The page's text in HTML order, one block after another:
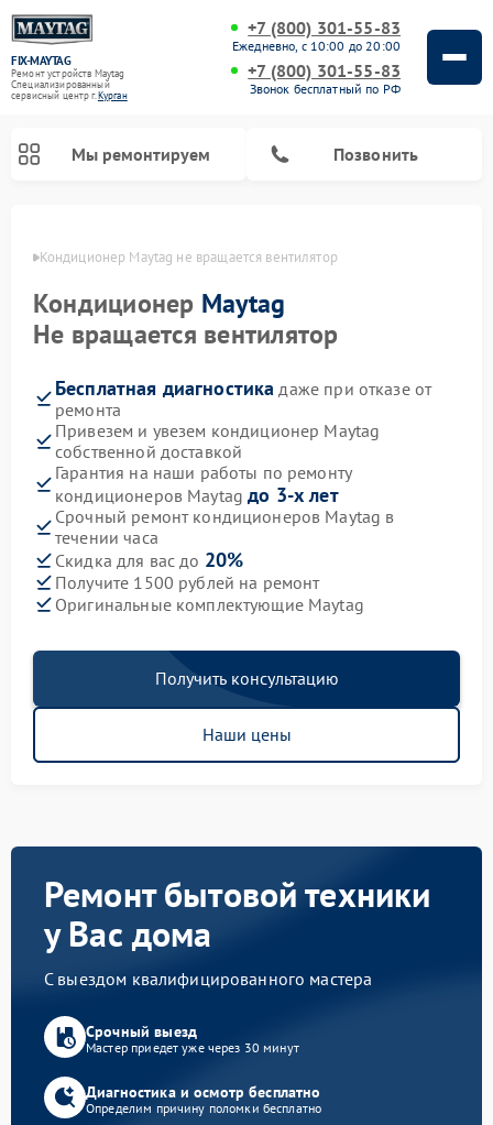
FIX-MAYTAG
Ремонт устройств Maytag
Специализированный
cервисный центр г.Курган
+7 (800) 301-55-83
Ежедневно, с 10:00 до 20:00
+7 (800) 301-55-83
Звонок бесплатный по РФ
Мы ремонтируем Позвонить
Кондиционер Maytag не вращается вентилятор
Кондиционер Maytag
Не вращается вентилятор
Бесплатная диагностика даже при отказе от
ремонта
Привезем и увезем кондиционер Maytag
собственной доставкой
Гарантия на наши работы по ремонту
кондиционеров Maytagдо 3-х лет
Срочный ремонт кондиционеров Maytag в
течении часа
Скидка для вас до 20%
Получите 1500 рублей на ремонт
Оригинальные комплектующие Maytag
Получить консультацию
Наши цены
Ремонт бытовой техники
у Вас дома
С выездом квалифицированного мастера
Срочный выезд
Мастер приедет уже через 30 минут
Диагностика и осмотр бесплатно
Определим причину поломки бесплатно